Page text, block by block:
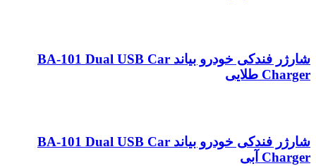
شارژر فندکی خودرو بیاند BA-101 Dual USB Car
Charger طلایی
شارژر فندکی خودرو بیاند BA-101 Dual USB Car
Charger آبی